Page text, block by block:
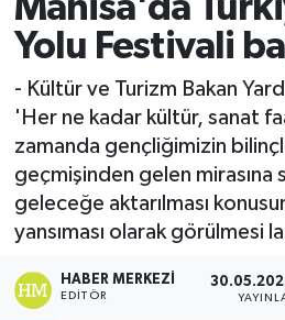
Manisa'da
Yolu Festivali
- Kültür ve Turizm Bakan
'Her ne kadar kültür, sanat
zamanda gençliğimizin
geçmişinden gelen mirasına
geleceğe aktarılması
yansıması olarak görülmesi
HABER MERKEZI
EDITÖR
Siyaset
Spor
Teknoloji
Yaşam
Haber Arşivi